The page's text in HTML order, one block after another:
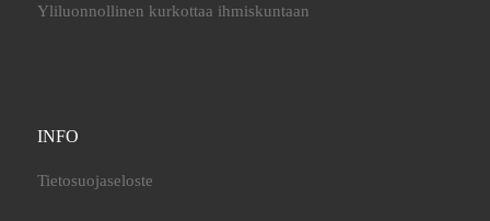
Yliluonnollinen kurkottaa ihmiskuntaan
INFO
Tietosuojaseloste